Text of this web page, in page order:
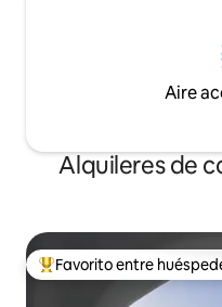
Aire
Alquileres de
De los mejores en
Favorito entre